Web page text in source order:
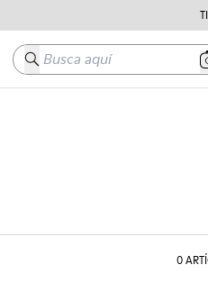
Busca aquí
0